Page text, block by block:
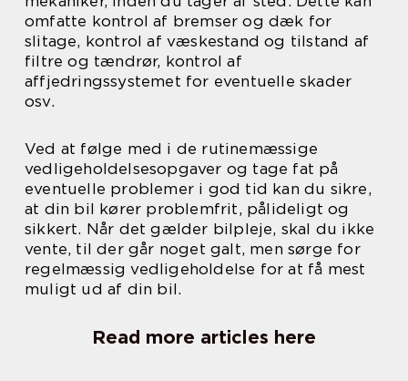
omfatte kontrol af bremser og dæk for
slitage, kontrol af væskestand og tilstand af
filtre og tændrør, kontrol af
affjedringssystemet for eventuelle skader
osv.
Ved at følge med i de rutinemæssige
vedligeholdelsesopgaver og tage fat på
eventuelle problemer i god tid kan du sikre,
at din bil kører problemfrit, pålideligt og
sikkert. Når det gælder bilpleje, skal du ikke
vente, til der går noget galt, men sørge for
regelmæssig vedligeholdelse for at få mest
muligt ud af din bil.
Read more articles here